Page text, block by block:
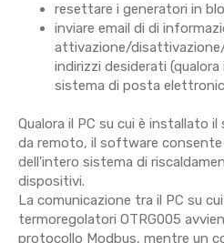
resettare i generatori in
inviare email di di
attivazione/
indirizzi desiderati
sistema di posta
Qualora il PC su cui è installato
da remoto, il software
dell'intero sistema di
dispositivi.
La comunicazione tra il PC su
termoregolatori OTRG005
protocollo Modbus, mentre un